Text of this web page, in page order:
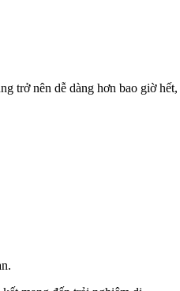
trở nên dễ dàng hơn bao giờ hết,